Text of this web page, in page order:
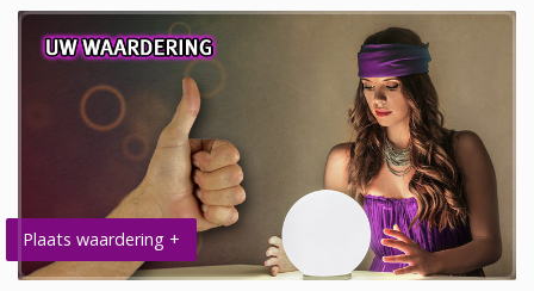
Plaats waardering +